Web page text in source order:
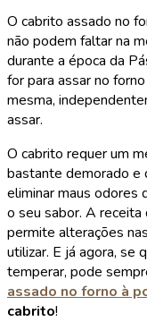
O cabrito assado no
não podem faltar na
durante a época da
for para assar no
mesma,
assar.
O cabrito requer um
bastante demorado e
eliminar maus odores
o seu sabor. A
permite alterações
utilizar. E já agora, se
temperar, pode
assado no forno à
cabrito!